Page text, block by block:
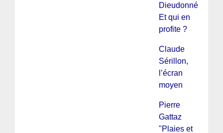
Dieudonné ?
Et qui en
profite ?
Claude
Sérillon,
l’écran
moyen
Pierre
Gattaz
"Plaies et